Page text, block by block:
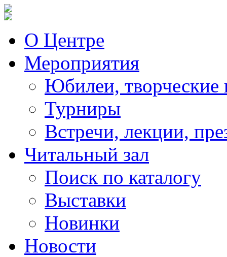
О Центре
Мероприятия
Юбилеи, творческие
Турниры
Встречи, лекции,
Читальный зал
Поиск по каталогу
Выставки
Новинки
Новости